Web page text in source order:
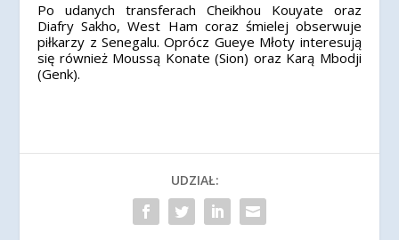
Po udanych transferach Cheikhou Kouyate oraz
Diafry Sakho, West Ham coraz śmielej obserwuje
piłkarzy z Senegalu. Oprócz Gueye Młoty interesują
się również Moussą Konate (Sion) oraz Karą Mbodji
(Genk).
UDZIAŁ: